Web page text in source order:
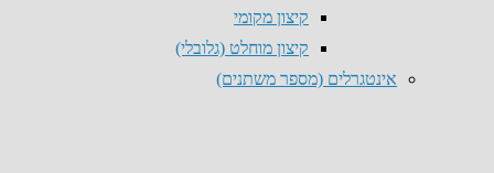
קיצון מקומי
קיצון מוחלט (גלובלי)
אינטגרלים (מספר משתנים)